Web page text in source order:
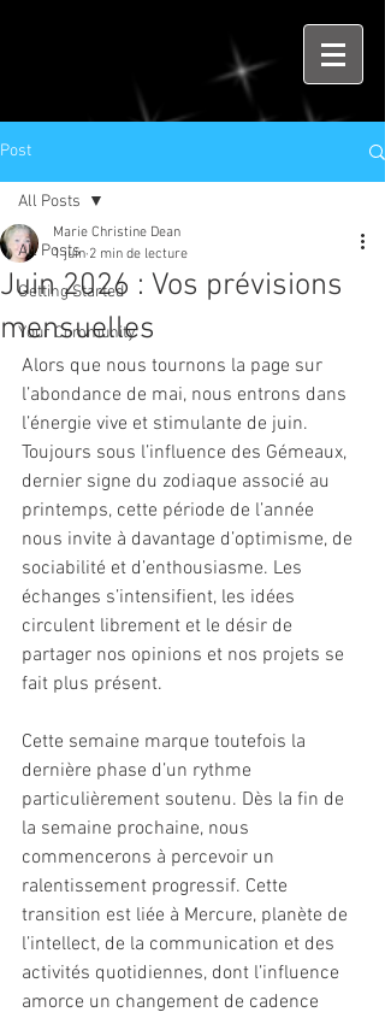
Post
All Posts
Getting Started
Your Community
All Posts
Juin 2026 : Vos prévisions
mensuelles
Marie Christine Dean
1 juin 2 min de lecture
Alors que nous tournons la page sur
l’abondance de mai, nous entrons dans
l’énergie vive et stimulante de juin.
Toujours sous l’influence des Gémeaux,
dernier signe du zodiaque associé au
printemps, cette période de l’année
nous invite à davantage d’optimisme, de
sociabilité et d’enthousiasme. Les
échanges s’intensifient, les idées
circulent librement et le désir de
partager nos opinions et nos projets se
fait plus présent.
Cette semaine marque toutefois la
dernière phase d’un rythme
particulièrement soutenu. Dès la fin de
la semaine prochaine, nous
commencerons à percevoir un
ralentissement progressif. Cette
transition est liée à Mercure, planète de
l’intellect, de la communication et des
activités quotidiennes, dont l’influence
amorce un changement de cadence